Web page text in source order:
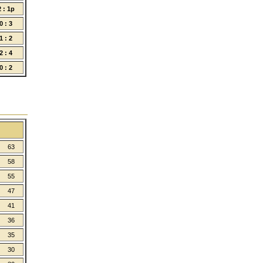
: 1p
0 : 3
1 : 2
2 : 4
0 : 2
63
58
55
47
41
36
35
30